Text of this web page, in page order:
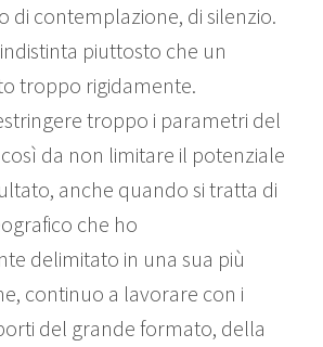
di contemplazione, di silenzio.
piuttosto che un
troppo rigidamente.
troppo i parametri del
da non limitare il potenziale
anche quando si tratta di
che ho
delimitato in una sua più
continuo a lavorare con i
del grande formato, della